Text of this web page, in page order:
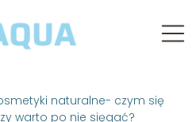
naturalne- czym się
warto po nie sięgać?